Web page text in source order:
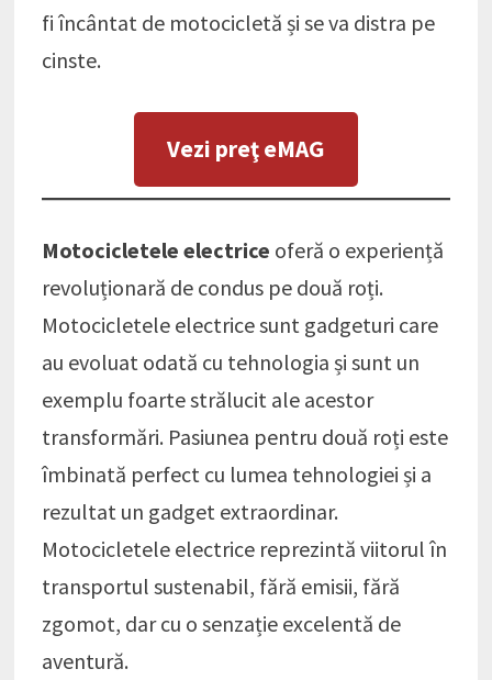
fi încântat de motocicletă și se va distra pe
cinste.
Vezi preţ eMAG
Motocicletele electrice oferă o experiență
revoluționară de condus pe două roți.
Motocicletele electrice sunt gadgeturi care
au evoluat odată cu tehnologia și sunt un
exemplu foarte strălucit ale acestor
transformări. Pasiunea pentru două roți este
îmbinată perfect cu lumea tehnologiei și a
rezultat un gadget extraordinar.
Motocicletele electrice reprezintă viitorul în
transportul sustenabil, fără emisii, fără
zgomot, dar cu o senzație excelentă de
aventură.